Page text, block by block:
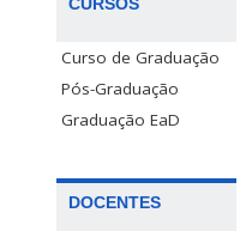
Curso de Graduação
Pós-Graduação
Graduação EaD
DOCENTES